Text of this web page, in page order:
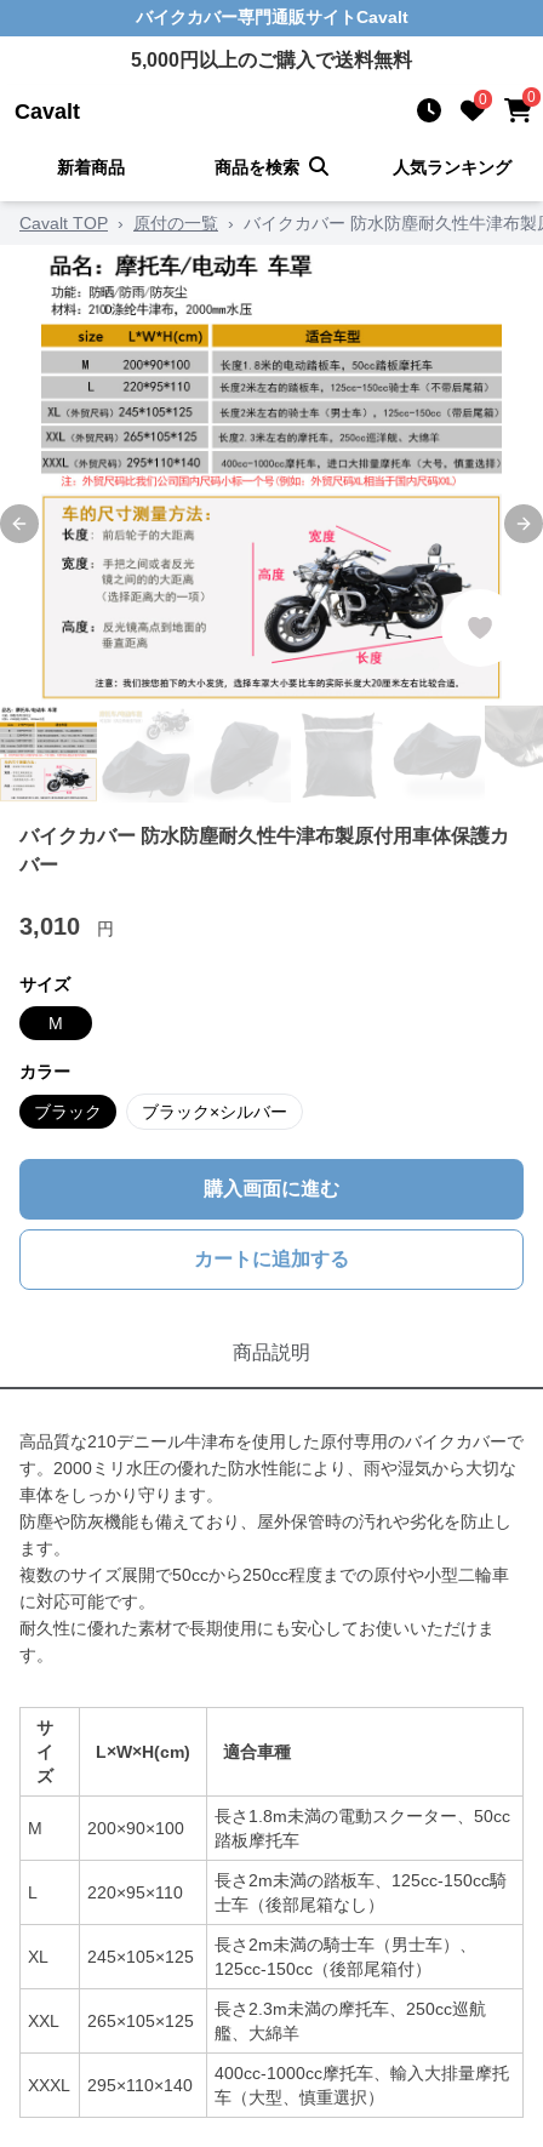
バイクカバー専門通販サイトCavalt
5,000円以上のご購入で送料無料
Cavalt 0 0
新着商品 商品を検索 人気ランキング
Cavalt TOP › 原付の一覧 › バイクカバー 防水防塵耐久性牛津布
Previous slide
バイクカバー 防水防塵耐久性牛津布製原付用車体保護カ
バー
3,010 円
サイズ
M
カラー
ブラック ブラック×シルバー
購入画面に進む
カートに追加する
商品説明
高品質な210デニール牛津布を使用した原付専用のバイクカバーで
す。2000ミリ水圧の優れた防水性能により、雨や湿気から大切な
車体をしっかり守ります。
防塵や防灰機能も備えており、屋外保管時の汚れや劣化を防止し
ます。
複数のサイズ展開で50ccから250cc程度までの原付や小型二輪車
に対応可能です。
耐久性に優れた素材で長期使用にも安心してお使いいただけま
す。
サ
イ
ズ
L×W×H(cm) 適合車種
M 200×90×100
長さ1.8m未満の電動スクーター、50cc
踏板摩托车
L 220×95×110
長さ2m未満の踏板车、125cc-150cc騎
士车（後部尾箱なし）
XL 245×105×125
長さ2m未満の騎士车（男士车）、
125cc-150cc（後部尾箱付）
XXL 265×105×125
長さ2.3m未満の摩托车、250cc巡航
艦、大綿羊
XXXL 295×110×140
400cc-1000cc摩托车、輸入大排量摩托
车（大型、慎重選択）